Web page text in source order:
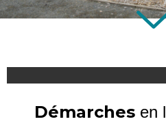
Démarches en